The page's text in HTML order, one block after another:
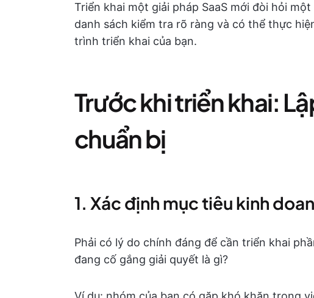
Triển khai một giải pháp SaaS mới đòi hỏi
danh sách kiểm tra rõ ràng và có thể thực
trình triển khai của bạn.
Trước khi triển khai:
chuẩn bị
1. Xác định mục tiêu kinh
Phải có lý do chính đáng để cần triển khai
đang cố gắng giải quyết là gì?